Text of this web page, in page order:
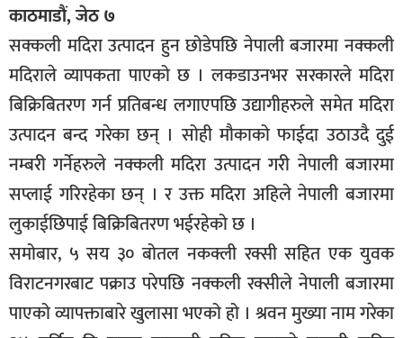
काठमाडौं, जेठ ७
सक्कली मदिरा उत्पादन हुन छोडेपछि नेपाली बजारमा नक्कली
मदिराले व्यापकता पाएको छ । लकडाउनभर सरकारले मदिरा
बिक्रिबितरण गर्न प्रतिबन्ध लगाएपछि उद्यागीहरुले समेत मदिरा
उत्पादन बन्द गरेका छन् । सोही मौकाको फाईदा उठाउदै दुई
नम्बरी गर्नेहरुले नक्कली मदिरा उत्पादन गरी नेपाली बजारमा
सप्लाई गरिरहेका छन् । र उक्त मदिरा अहिले नेपाली बजारमा
लुकाईछिपाई बिक्रिबितरण भईरहेको छ ।
समोबार, ५ सय ३० बोतल नकक्ली रक्सी सहित एक युवक
विराटनगरबाट पक्राउ परेपछि नक्कली रक्सीले नेपाली बजारमा
पाएको व्यापक्ताबारे खुलासा भएको हो । श्रवन मुख्या नाम गरेका